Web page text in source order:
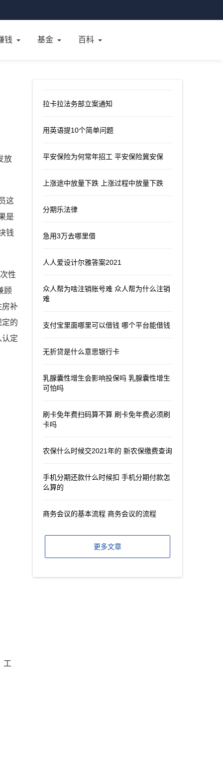
钱 基金 百科
放
这
是
钱
性
顾
房补
的
定
工
拉卡拉法务部立案通知
用英语提10个简单问题
平安保险为何常年招工 平安保险冀安保
上涨途中放量下跌 上涨过程中放量下跌
分期乐法律
急用3万去哪里借
人人爱设计尔雅答案2021
众人帮为啥注销账号难 众人帮为什么注销
难
支付宝里面哪里可以借钱 哪个平台能借钱
无折贷是什么意思银行卡
乳腺囊性增生会影响投保吗 乳腺囊性增生
可怕吗
刷卡免年费扫码算不算 刷卡免年费必须刷
卡吗
农保什么时候交2021年的 新农保缴费查询
手机分期还款什么时候扣 手机分期付款怎
么算的
商务会议的基本流程 商务会议的流程
更多文章